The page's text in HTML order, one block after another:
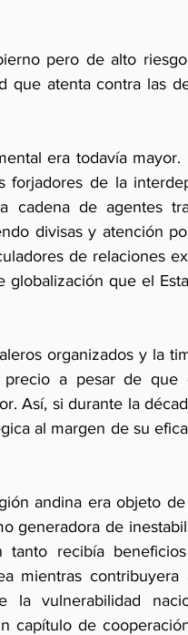
pero de alto
que atenta contra las
era todavía
de la
cadena de agentes
divisas y atención
de relaciones
que el
organizados y la
precio a pesar de
Así, si durante la
al margen de su
andina era objeto
generadora de
tanto recibía
mientras
la vulnerabilidad
capítulo de